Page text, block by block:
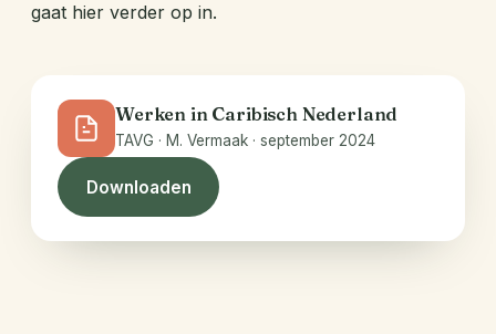
gaat hier verder op in.
Werken in Caribisch Nederland
TAVG · M. Vermaak · september 2024
Downloaden